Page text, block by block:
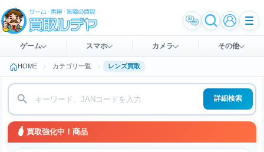
ゲーム スマホ カメラ その他
HOME カテゴリ一覧 レンズ買取
詳細検索
買取強化中！商品